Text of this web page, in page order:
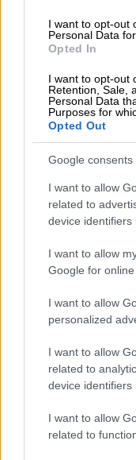
I want to opt-out
Personal Data
Opted In
I want to opt-out
Retention, Sale,
Personal Data
Purposes for
Opted Out
Google consents
I want to allow
related to
device identifiers
I want to allow
Google for
I want to allow
personalized
I want to allow
related to
device identifiers
I want to allow
related to
Έχει
το TikTok το
«Ο πρόεδρος
έχει την
να συνάπτει
κάλπης και την
πλατφόρμα
ανησυχίες
εκφράσει το
Στην προσφυγή
ByteDance
ενέκρινε έναν
Σημειώνουν
να τεθεί σε
ορκωμοσίας
Όπωςαναφέρουν